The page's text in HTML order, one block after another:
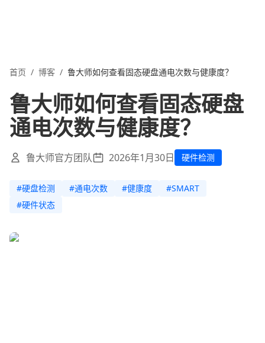
首页 / 博客 / 鲁大师如何查看固态硬盘通电次数与健康度？
鲁大师如何查看固态硬盘
通电次数与健康度？
鲁大师官方团队 2026年1月30日 硬件检测
#硬盘检测 #通电次数 #健康度 #SMART
#硬件状态